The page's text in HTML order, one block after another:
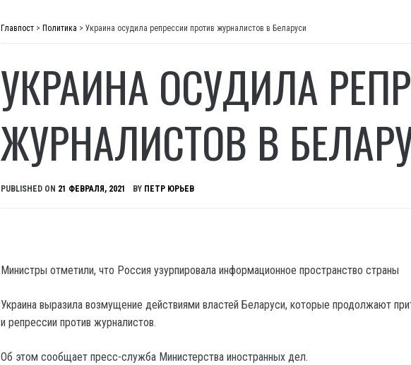
Главпост > Политика > Украина осудила репрессии против журналистов в Беларуси
УКРАИНА ОСУДИЛА
ЖУРНАЛИСТОВ В
PUBLISHED ON 21 ФЕВРАЛЯ, 2021 BY ПЕТР ЮРЬЕВ
Министры отметили, что Россия узурпировала информационное пространство страны
Украина выразила возмущение действиями властей Беларуси, которые продолжают
и репрессии против журналистов.
Об этом сообщает пресс-служба Министерства иностранных дел.